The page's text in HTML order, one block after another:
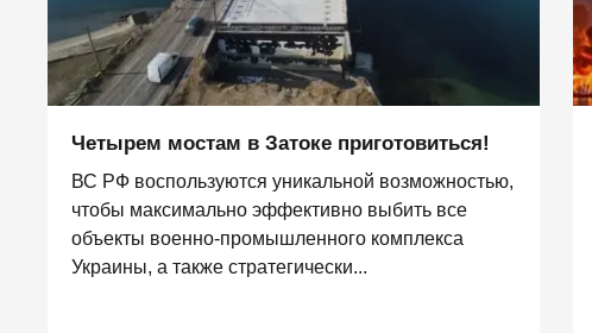
Четырем мостам в Затоке приготовиться!
ВС РФ воспользуются уникальной возможностью,
чтобы максимально эффективно выбить все
объекты военно-промышленного комплекса
Украины, а также стратегически...